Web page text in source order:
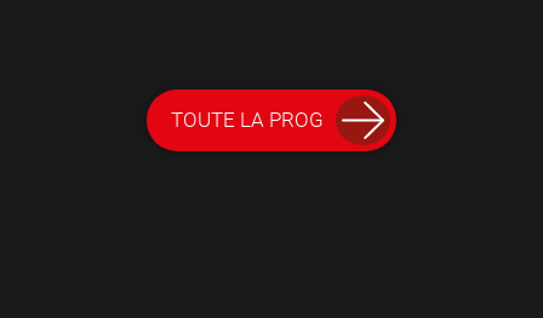
TOUTE LA PROG